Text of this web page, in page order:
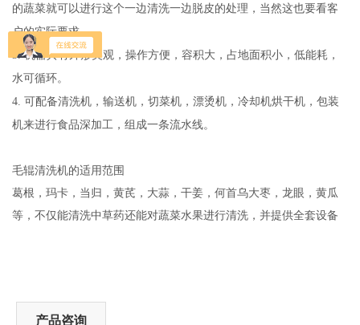
的蔬菜就可以进行这个一边清洗一边脱皮的处理，当然这也要看客
户的实际要求，
3. 机器具有外形美观，操作方便，容积大，占地面积小，低能耗，
水可循环。
4. 可配备清洗机，输送机，切菜机，漂烫机，冷却机烘干机，包装
机来进行食品深加工，组成一条流水线。
毛辊清洗机的适用范围
葛根，玛卡，当归，黄芪，大蒜，干姜，何首乌大枣，龙眼，黄瓜
等，不仅能清洗中草药还能对蔬菜水果进行清洗，并提供全套设备
产品咨询